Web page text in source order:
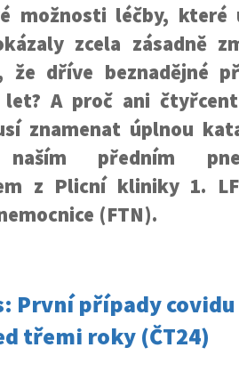
možnosti léčby,
zcela zásadně
že dříve beznadějné
A proč ani
znamenat úplnou
předním
z Plicní kliniky 1.
(FTN).
První případy covidu
třemi roky (ČT24)